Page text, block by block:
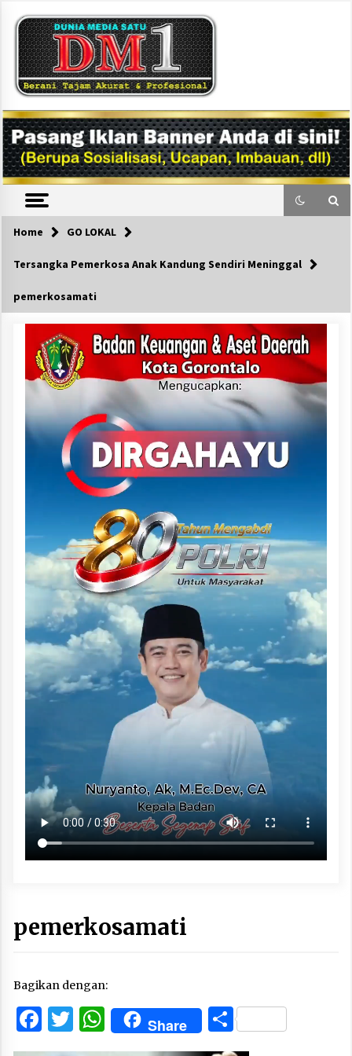
content
DM1
Home GO LOKAL
Tersangka Pemerkosa Anak Kandung Sendiri Meninggal
pemerkosamati
pemerkosamati
Bagikan dengan:
Facebook
Twitter
WhatsApp
Share Share